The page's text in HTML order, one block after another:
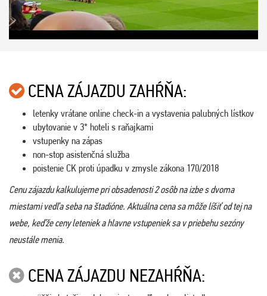
CENA ZÁJAZDU ZAHŔŇA:
letenky vrátane online check-in a vystavenia palubných lístkov
ubytovanie v 3* hoteli s raňajkami
vstupenky na zápas
non-stop asistenčná služba
poistenie CK proti úpadku v zmysle zákona 170/2018
Cenu zájazdu kalkulujeme pri obsadenosti 2 osôb na izbe s dvoma
miestami vedľa seba na štadióne. Aktuálna cena sa môže líšiť od tej na
webe, keďže ceny leteniek a hlavne vstupeniek sa v priebehu sezóny
neustále menia.
CENA ZÁJAZDU NEZAHŔŇA: